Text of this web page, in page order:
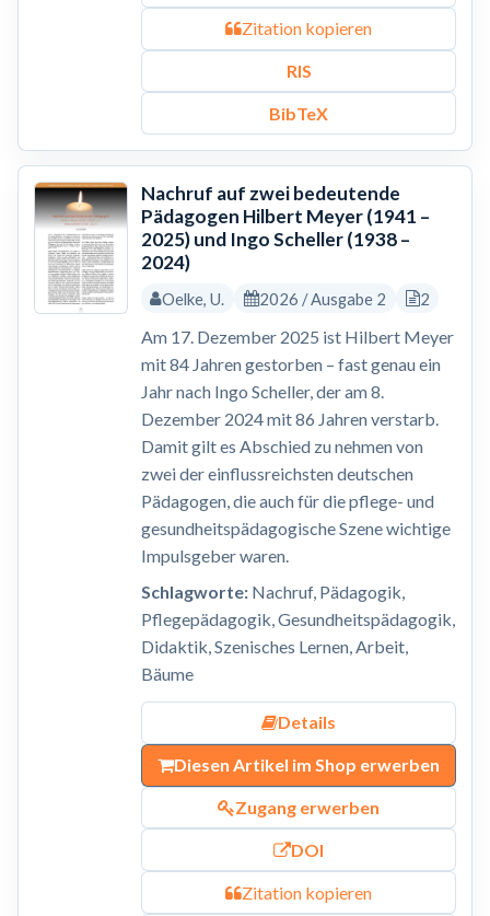
Zitation kopieren
RIS
BibTeX
Nachruf auf zwei bedeutende
Pädagogen Hilbert Meyer (1941 –
2025) und Ingo Scheller (1938 –
2024)
Oelke, U. 2026 / Ausgabe 2 2
Am 17. Dezember 2025 ist Hilbert Meyer
mit 84 Jahren gestorben – fast genau ein
Jahr nach Ingo Scheller, der am 8.
Dezember 2024 mit 86 Jahren verstarb.
Damit gilt es Abschied zu nehmen von
zwei der einflussreichsten deutschen
Pädagogen, die auch für die pflege- und
gesundheitspädagogische Szene wichtige
Impulsgeber waren.
Schlagworte:Nachruf, Pädagogik,
Pflegepädagogik, Gesundheitspädagogik,
Didaktik, Szenisches Lernen, Arbeit,
Bäume
Details
Diesen Artikel im Shop erwerben
Zugang erwerben
DOI
Zitation kopieren